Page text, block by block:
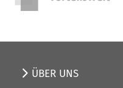
ÜBER UNS